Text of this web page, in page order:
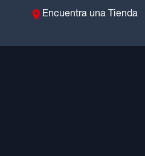
Encuentra una Tienda